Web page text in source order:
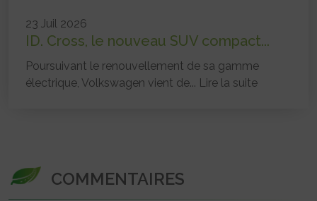
23 Juil 2026
ID. Cross, le nouveau SUV compact...
Poursuivant le renouvellement de sa gamme
électrique, Volkswagen vient de... Lire la suite
COMMENTAIRES